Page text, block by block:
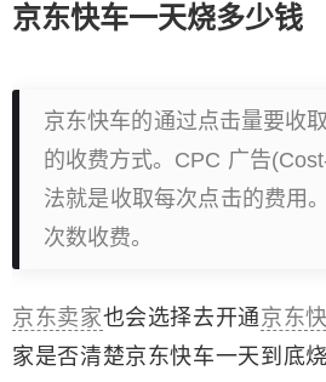
京东快车一天烧多少钱
京东快车的通过点击量要收
的收费方式。CPC 广告
法就是收取每次点击的费用
次数收费。
京东卖家也会选择去开通京东
家是否清楚京东快车一天到底